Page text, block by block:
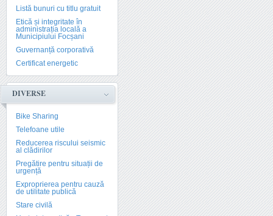
Listă bunuri cu titlu gratuit
Etică și integritate în
administrația locală a
Municipiului Focșani
Guvernanță corporativă
Certificat energetic
DIVERSE
Bike Sharing
Telefoane utile
Reducerea riscului seismic
al clădirilor
Pregătire pentru situații de
urgență
Exproprierea pentru cauză
de utilitate publică
Stare civilă